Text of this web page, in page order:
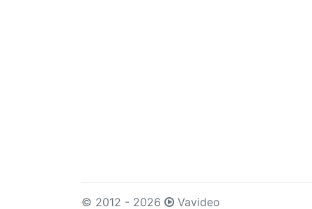
© 2012 - 2026 Vavideo